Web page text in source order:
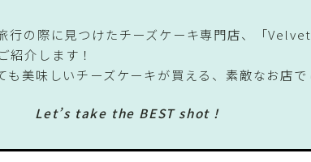
行の際に見つけたチーズケーキ専門店、「Velvet
介します！
も美味しいチーズケーキが買える、素敵なお店で
Let’s take the BEST shot！